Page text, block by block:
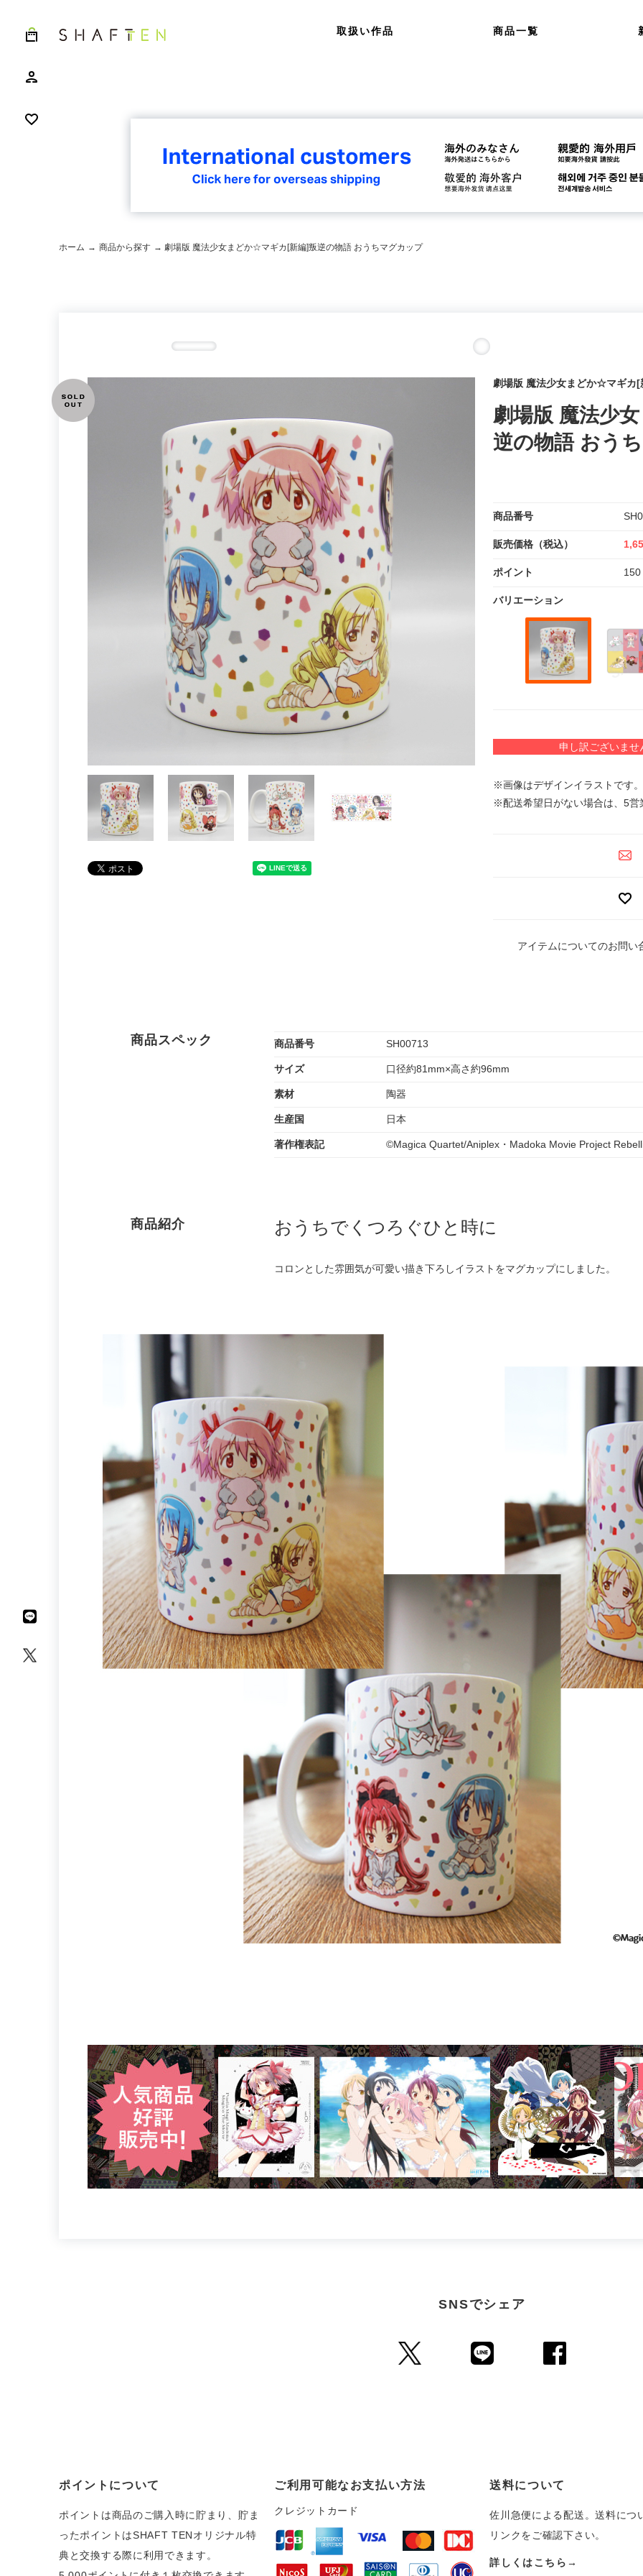
取扱い作品 商品一覧
ホーム → 商品から探す → 劇場版 魔法少女まどか☆マギカ[新編]叛逆の物語 おうちマグカップ
劇場版 魔法少女まどか☆マギカ[
劇場版 魔法少
逆の物語 おう
商品番号
販売価格（税込）
ポイント 150
バリエーション
申し訳ございませ
※画像はデザインイラストです
※配送希望日がない場合は、5営
アイテムについてのお問い
商品スペック 商品番号 SH00713
サイズ 口径約81mm×高さ約96mm
素材 陶器
生産国 日本
著作権表記 ©Magica Quartet/Aniplex・Madoka Movie Project
商品紹介 おうちでくつろぐひと時に
コロンとした雰囲気が可愛い描き下ろしイラストをマグカップにしました。
SNSでシェア
ポイントについて
ポイントは商品のご購入時に貯まり、貯ま
ったポイントはSHAFT TENオリジナル特
典と交換する際に利用できます。
ご利用可能なお支払い方法
クレジットカード
送料について
佐川急便による配送。送料につ
リンクをご確認下さい。
詳しくはこちら→